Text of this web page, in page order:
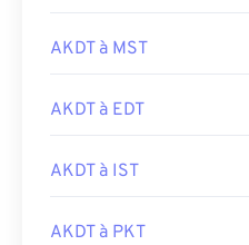
AKDT à MST
AKDT à EDT
AKDT à IST
AKDT à PKT